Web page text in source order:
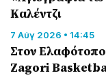
Καλέντζι
7 Αύγ 2026 • 14:45
Στον
Zagori